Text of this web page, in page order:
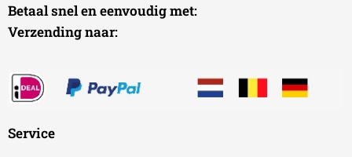
Betaal snel en eenvoudig met:
Verzending naar:
Service